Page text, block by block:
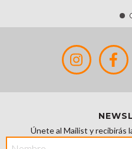
Únete al Mailist y recibirás